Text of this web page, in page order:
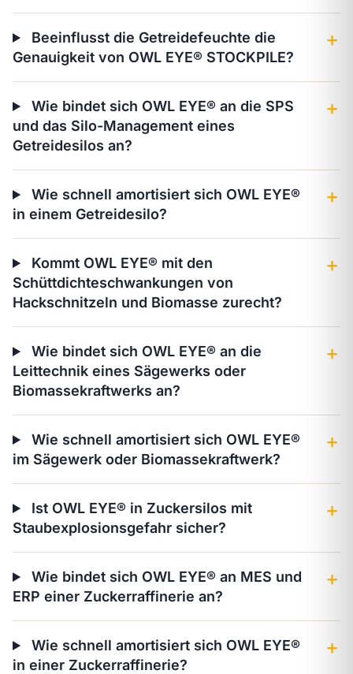
Beeinflusst die Getreidefeuchte die
Genauigkeit von OWL EYE® STOCKPILE?
＋
Wie bindet sich OWL EYE® an die SPS
und das Silo-Management eines
Getreidesilos an?
＋
Wie schnell amortisiert sich OWL EYE®
in einem Getreidesilo?
＋
Kommt OWL EYE® mit den
Schüttdichteschwankungen von
Hackschnitzeln und Biomasse zurecht?
＋
Wie bindet sich OWL EYE® an die
Leittechnik eines Sägewerks oder
Biomassekraftwerks an?
＋
Wie schnell amortisiert sich OWL EYE®
im Sägewerk oder Biomassekraftwerk?
＋
Ist OWL EYE® in Zuckersilos mit
Staubexplosionsgefahr sicher?
＋
Wie bindet sich OWL EYE® an MES und
ERP einer Zuckerraffinerie an?
＋
Wie schnell amortisiert sich OWL EYE®
in einer Zuckerraffinerie?
＋